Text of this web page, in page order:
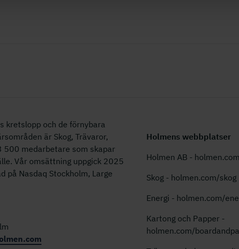
kretslopp och de förnybara
är Skog, Trävaror,
500 medarbetare som skapar
Vår omsättning uppgick 2025
på Nasdaq Stockholm, Large
Holmens webbplatser
Holmen AB - holmen.com
Skog - holmen.com/skog
Energi - holmen.com/
Kartong och Papper -
holmen.com/